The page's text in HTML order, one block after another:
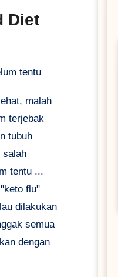
Diet
tentu
malah
terjebak
tubuh
salah
tentu ...
flu"
dilakukan
semua
dengan